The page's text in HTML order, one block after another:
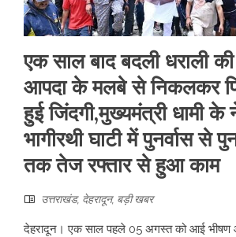
एक साल बाद बदली धराली
आपदा के मलबे से निकलकर
हुई जिंदगी,मुख्यमंत्री धामी के
भागीरथी घाटी में पुनर्वास से
तक तेज रफ्तार से हुआ काम
उत्तराखंड, देहरादून, बड़ी खबर
देहरादून। एक साल पहले 05 अगस्त को आई भीषण